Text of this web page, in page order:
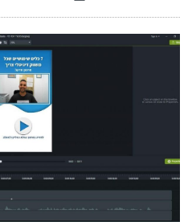
הוסף קו
font_download סמן קישורים
לאפס
את
כל
cached